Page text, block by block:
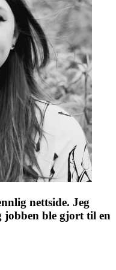
nettside. Jeg
ble gjort til en